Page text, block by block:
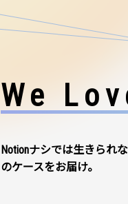
We
Notionナシでは生きられ
のケースをお届け。